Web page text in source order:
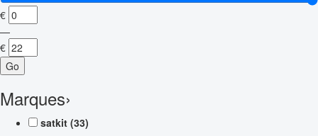
€
—
€
Go
Marques›
satkit (33)